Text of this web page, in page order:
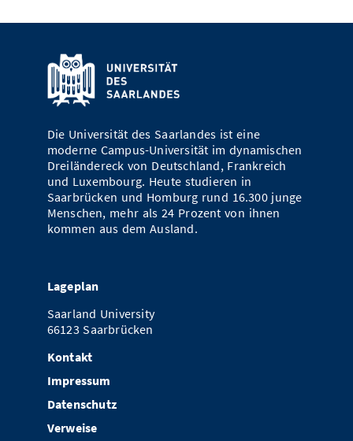
Die Universität des Saarlandes ist eine
moderne Campus-Universität im dynamischen
Dreiländereck von Deutschland, Frankreich
und Luxembourg. Heute studieren in
Saarbrücken und Homburg rund 16.300 junge
Menschen, mehr als 24 Prozent von ihnen
kommen aus dem Ausland.
Lageplan
Saarland University
66123 Saarbrücken
Kontakt
Impressum
Datenschutz
Verweise